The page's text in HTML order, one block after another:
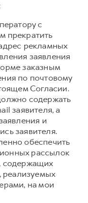
с
прекратить
рекламных
заявления
заказным
по почтовому
Согласии.
содержать
заявителя, а
и
заявителя.
обеспечить
рассылок
содержащих
реализуемых
на мои